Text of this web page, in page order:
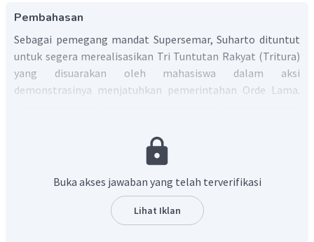
Pembahasan
Sebagai pemegang mandat Supersemar, Suharto dituntut
untuk segera merealisasikan Tri Tuntutan Rakyat (Tritura)
yang disuarakan oleh mahasiswa dalam aksi
demonstrasinya menjatuhkan pemerintahan Orde Lama.
kala itu. Adapun isi Tritura tersebut, yakniL
ormas-ormasnya,
perombakan Kabinet Dwikora, dan
Buka akses jawaban yang telah terverifikasi
Lihat Iklan